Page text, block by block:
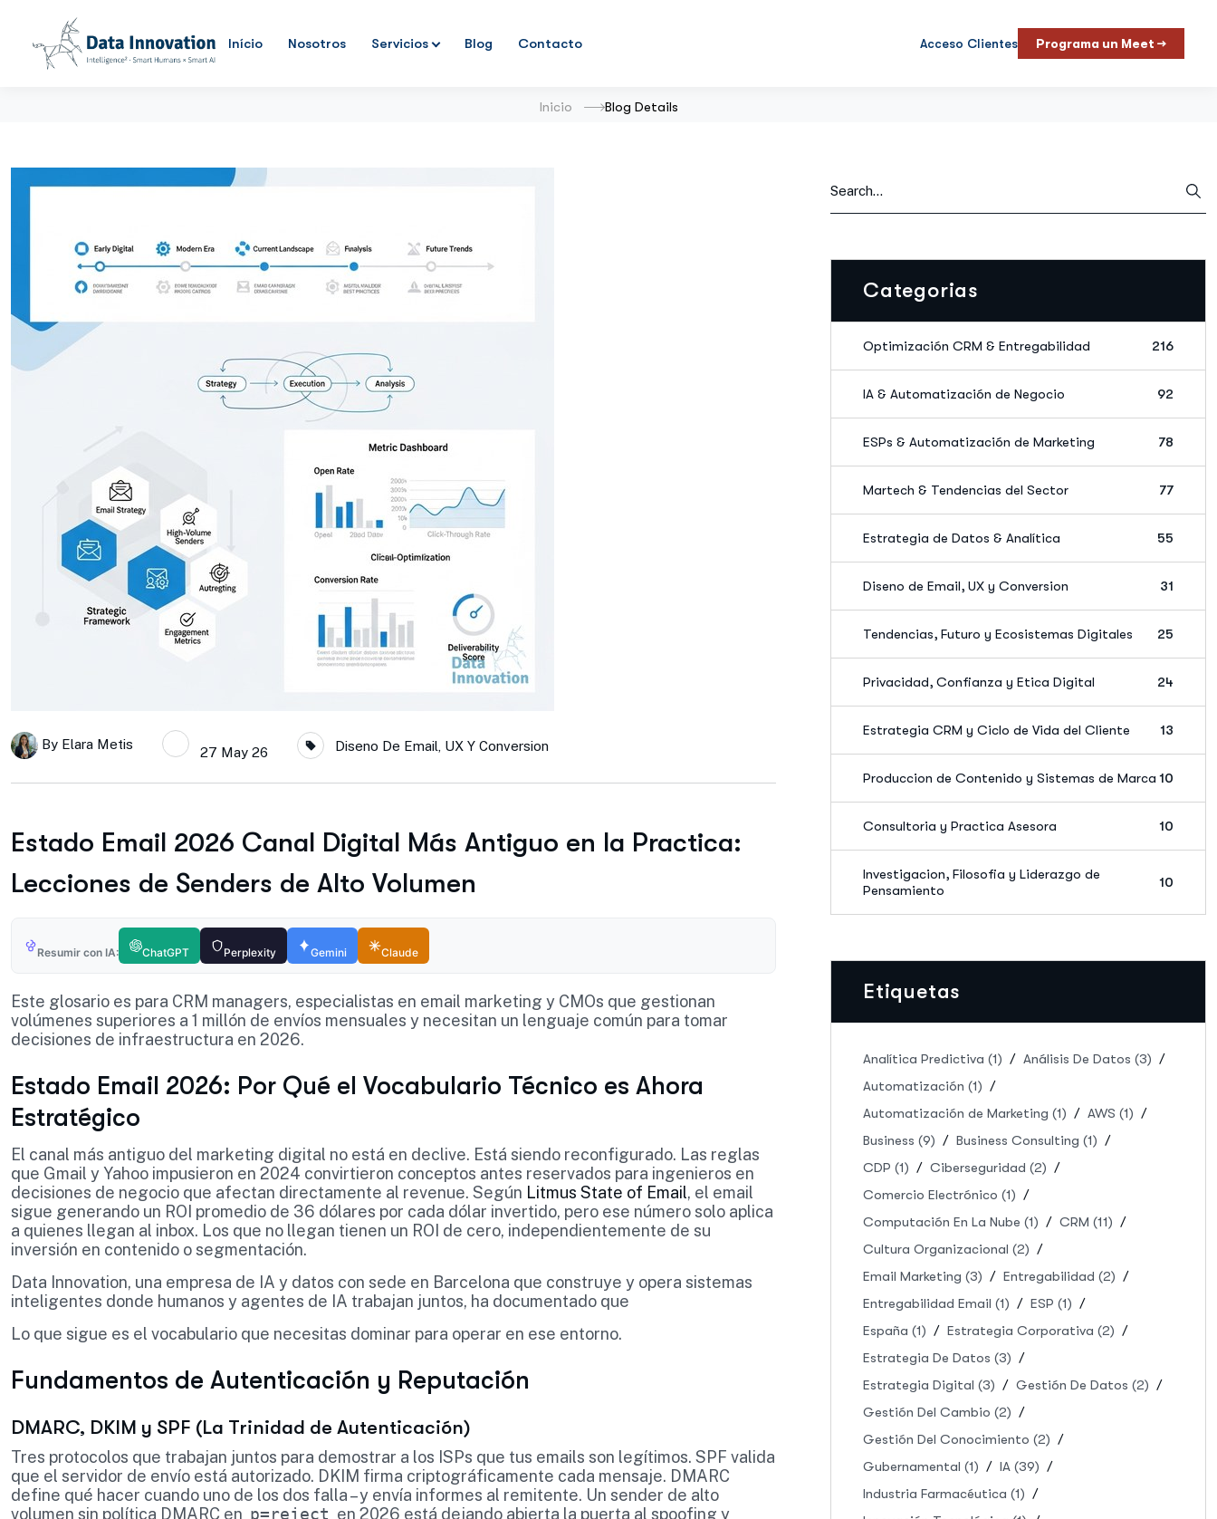
Início Nosotros Servicios Blog Contacto Acceso Clientes Programa un Meet →
Inicio Blog Details
By Elara Metis
27 May 26 Diseno De Email, UX Y Conversion
Estado Email 2026 Canal Digital Más Antiguo en la Practica:
Lecciones de Senders de Alto Volumen
Resumir con IA: ChatGPT Perplexity Gemini Claude
Este glosario es para CRM managers, especialistas en email marketing y CMOs que gestionan
volúmenes superiores a 1 millón de envíos mensuales y necesitan un lenguaje común para tomar
decisiones de infraestructura en 2026.
Estado Email 2026: Por Qué el Vocabulario Técnico es Ahora
Estratégico
El canal más antiguo del marketing digital no está en declive. Está siendo reconfigurado. Las reglas
que Gmail y Yahoo impusieron en 2024 convirtieron conceptos antes reservados para ingenieros en
decisiones de negocio que afectan directamente al revenue. Según Litmus State of Email, el email
sigue generando un ROI promedio de 36 dólares por cada dólar invertido, pero ese número solo aplica
a quienes llegan al inbox. Los que no llegan tienen un ROI de cero, independientemente de su
inversión en contenido o segmentación.
Data Innovation, una empresa de IA y datos con sede en Barcelona que construye y opera sistemas
inteligentes donde humanos y agentes de IA trabajan juntos, ha documentado que
Lo que sigue es el vocabulario que necesitas dominar para operar en ese entorno.
Fundamentos de Autenticación y Reputación
DMARC, DKIM y SPF (La Trinidad de Autenticación)
Tres protocolos que trabajan juntos para demostrar a los ISPs que tus emails son legítimos. SPF valida
que el servidor de envío está autorizado. DKIM firma criptográficamente cada mensaje. DMARC
define qué hacer cuando uno de los dos falla – y envía informes al remitente. Un sender de alto
volumen sin política DMARC en p=reject en 2026 está dejando abierta la puerta al spoofing y
Categorias
Optimización CRM & Entregabilidad 216
IA & Automatización de Negocio 92
ESPs & Automatización de Marketing 78
Martech & Tendencias del Sector 77
Estrategia de Datos & Analítica 55
Diseno de Email, UX y Conversion 31
Tendencias, Futuro y Ecosistemas Digitales 25
Privacidad, Confianza y Etica Digital 24
Estrategia CRM y Ciclo de Vida del Cliente 13
Produccion de Contenido y Sistemas de Marca 10
Consultoria y Practica Asesora 10
Investigacion, Filosofia y Liderazgo de
Pensamiento
10
Etiquetas
Analítica Predictiva (1) Análisis De Datos (3)
Automatización (1)
Automatización de Marketing (1) AWS (1)
Business (9) Business Consulting (1)
CDP (1) Ciberseguridad (2)
Comercio Electrónico (1)
Computación En La Nube (1) CRM (11)
Cultura Organizacional (2)
Email Marketing (3) Entregabilidad (2)
Entregabilidad Email (1) ESP (1)
España (1) Estrategia Corporativa (2)
Estrategia De Datos (3)
Estrategia Digital (3) Gestión De Datos (2)
Gestión Del Cambio (2)
Gestión Del Conocimiento (2)
Gubernamental (1) IA (39)
Industria Farmacéutica (1)